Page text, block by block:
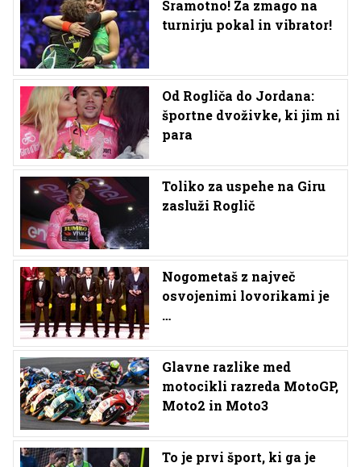
Sramotno! Za zmago na
turnirju pokal in vibrator!
Od Rogliča do Jordana:
športne dvoživke, ki jim ni
para
Toliko za uspehe na Giru
zasluži Roglič
Nogometaš z največ
osvojenimi lovorikami je
…
Glavne razlike med
motocikli razreda MotoGP,
Moto2 in Moto3
To je prvi šport, ki ga je